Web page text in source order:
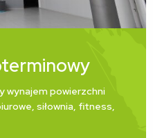
wynajem powierzchni
siłownia, fitness,